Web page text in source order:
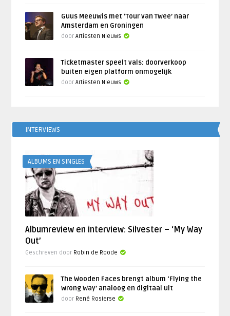
Guus Meeuwis met ‘Tour van Twee’ naar
Amsterdam en Groningen
doorArtiesten Nieuws
Ticketmaster speelt vals: doorverkoop
buiten eigen platform onmogelijk
doorArtiesten Nieuws
INTERVIEWS
ALBUMS EN SINGLES
Albumreview en interview: Silvester – ‘My Way
Out’
Geschreven door Robin de Roode
The Wooden Faces brengt album ‘Flying the
Wrong Way’ analoog en digitaal uit
door René Rosierse